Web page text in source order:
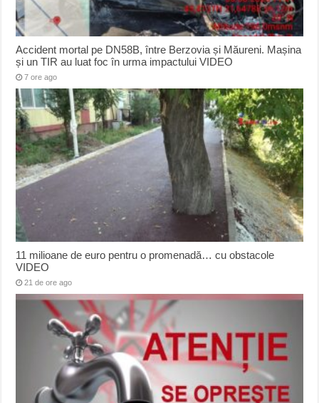
Accident mortal pe DN58B, între Berzovia și Măureni. Mașina
și un TIR au luat foc în urma impactului VIDEO
7 ore ago
11 milioane de euro pentru o promenadă… cu obstacole
VIDEO
21 de ore ago